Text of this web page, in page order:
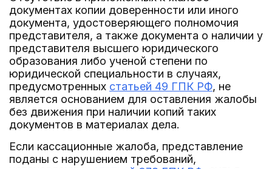
документах копии доверенности или иного
документа, удостоверяющего полномочия
представителя, а также документа о наличии у
представителя высшего юридического
образования либо ученой степени по
юридической специальности в случаях,
предусмотренных статьей 49 ГПК РФ, не
является основанием для оставления жалобы
без движения при наличии копий таких
документов в материалах дела.
Если кассационные жалоба, представление
поданы с нарушением требований,